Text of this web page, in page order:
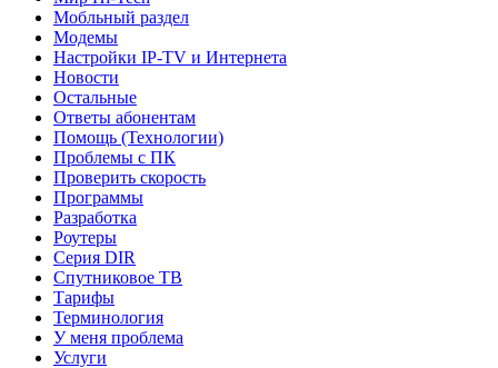
Мобльный раздел
Модемы
Настройки IP-TV и Интернета
Новости
Остальные
Ответы абонентам
Помощь (Технологии)
Проблемы с ПК
Проверить скорость
Программы
Разработка
Роутеры
Серия DIR
Спутниковое ТВ
Тарифы
Терминология
У меня проблема
Услуги